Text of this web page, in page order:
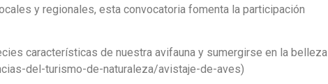
y regionales, esta convocatoria fomenta la participación
características de nuestra avifauna y sumergirse en la belleza
del-turismo-de-naturaleza/avistaje-de-aves)